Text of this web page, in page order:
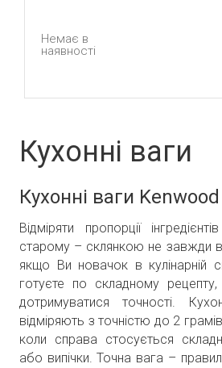
Немає в
наявності
Кухонні ваги
Кухонні ваги Kenwood
Відміряти пропорції
старому – склянкою не завжди
якщо Ви новачок в кулінарній
готуєте по складному
дотримуватися точності.
відміряють з точністю до 2
коли справа стосується
або випічки. Точна вага –